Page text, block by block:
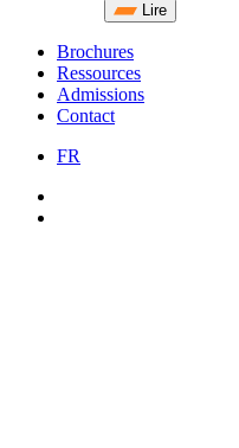
Lire
Brochures
Ressources
Admissions
Contact
FR